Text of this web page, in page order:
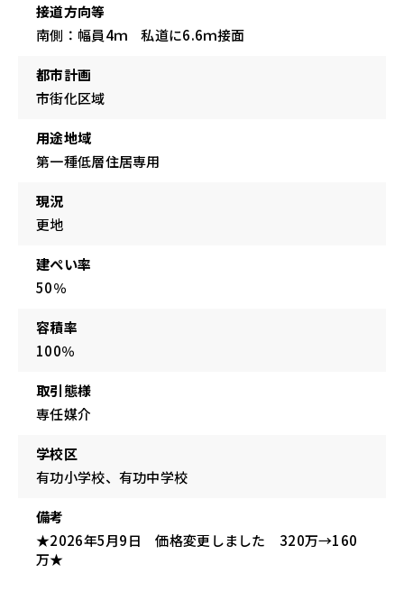
接道方向等
南側：幅員4ｍ 私道に6.6ｍ接面
都市計画
市街化区域
用途地域
第一種低層住居専用
現況
更地
建ぺい率
50％
容積率
100％
取引態様
専任媒介
学校区
有功小学校、有功中学校
備考
★2026年5月9日 価格変更しました 320万→160
万★